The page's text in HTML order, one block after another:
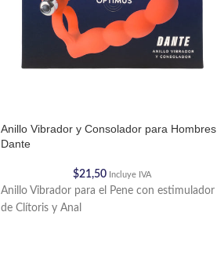
Anillo Vibrador y Consolador para Hombres
Dante
$21,50 Incluye IVA
Anillo Vibrador para el Pene con estimulador
de Clítoris y Anal